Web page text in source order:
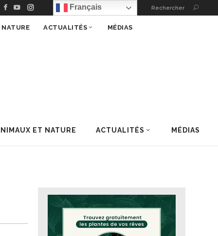
Français Rechercher
ET NATURE ACTUALITÉS MÉDIAS
ACTUALITÉS MÉDIAS